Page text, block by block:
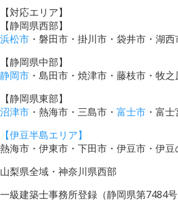
【対応エリア】
【静岡県西部】
浜松市 ・磐田市・掛川市・袋井市・湖
【静岡県中部】
静岡市 ・島田市・焼津市・藤枝市・牧
【静岡県東部】
沼津市 ・熱海市・三島市・ 富士市 ・富
【伊豆半島エリア】
熱海市・伊東市・下田市・伊豆市・伊
山梨県全域・神奈川県西部
一級建築士事務所登録（静岡県第7484